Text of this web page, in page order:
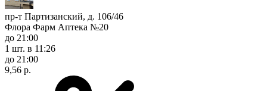
пр-т Партизанский, д. 106/46
Флора Фарм Аптека №20
до 21:00
1 шт. в 11:26
до 21:00
9,56 р.